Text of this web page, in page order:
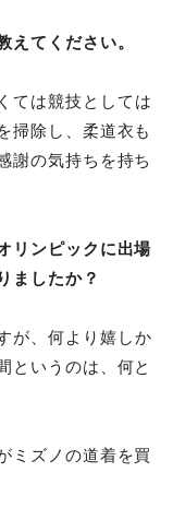
てください。
ては競技としては
掃除し、柔道衣も
謝の気持ちを持ち
リンピックに出場
ましたか？
が、何より嬉しか
というのは、何と
ミズノの道着を買